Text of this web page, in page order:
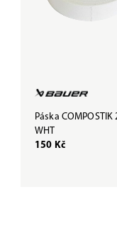
Páska COMPOSTIK
WHT
150 Kč